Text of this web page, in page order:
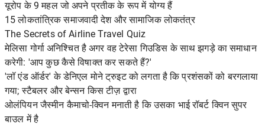
यूरोप के 9 महल जो अपने प्रतीक के रूप में योग्य हैं
15 लोकतांत्रिक समाजवादी देश और सामाजिक लोकतंत्र
The Secrets of Airline Travel Quiz
मेलिसा गोर्गा अनिश्चित है अगर वह टेरेसा गिउडिस के साथ झगड़े का समाधान
करेगी: 'आप कुछ कैसे विषाक्त कर सकते हैं?'
'लॉ एंड ऑर्डर' के डेनिएल मोने ट्रुइट को लगता है कि प्रशंसकों को बरगलाया
गया; स्टैबलर और बेन्सन किस टीज़ द्वारा
ओलंपियन जैस्मीन कैमाचो-क्विन मनाती है कि उसका भाई रॉबर्ट क्विन सुपर
बाउल में है